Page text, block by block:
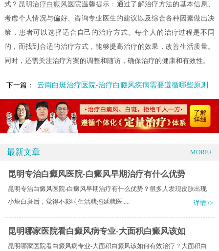
式？昆明治疗白癜风 医院温馨提示：通过了解治疗方法的基本信息、
考虑个人情况与偏好、咨询专业医生的建议以及综合各种因素做出决
策，患者可以选择适合自己的治疗方式。每个人的治疗过程是不同
的，而找到合适的治疗方式，能够提高治疗的效果，改善生活质量。
同时，还需关注治疗方案的调整和随访，确保治疗的健康和有效性。
下一篇： 云南白斑治疗医院-治疗白癜风疾病需要遵循哪些原则
最新文章 MORE+
昆明专治白癜风医院-白癜风早期治疗有什么优势
昆明专治白癜风医院-白癜风早期治疗有什么优势？很多人发现皮肤出现
小块白斑后，觉得不影响生活就拖延就医.....
详情>>
昆明哪家医院看白癜风病专业-大面积白癜风该如
昆明哪家医院看白癜风病专业-大面积白癜风该如何有效治疗？大面积白